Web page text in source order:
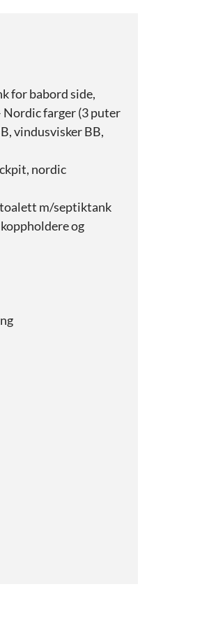
for babord side,
farger (3 puter
vindusvisker BB,
nordic
m/septiktank
og